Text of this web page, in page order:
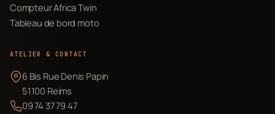
Compteur Africa Twin
Tableau de bord moto
ATELIER & CONTACT
6 Bis Rue Denis Papin
51100 Reims
09 74 37 79 47